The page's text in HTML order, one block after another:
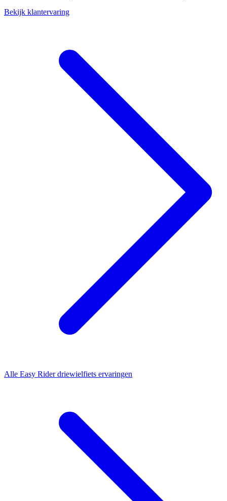
Bekijk klantervaring
Alle Easy Rider driewielfiets ervaringen